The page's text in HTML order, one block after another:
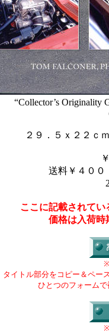
“Collector’s Originality
２９．５ｘ２２ｃ
送料￥４００
ここに記載されて
価格は入荷時
タイトル部分をコピー＆ペー
ひとつのフォーム